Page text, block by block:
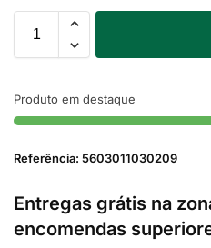
Produto em destaque
Referência: 5603011030209
Entregas grátis na
encomendas